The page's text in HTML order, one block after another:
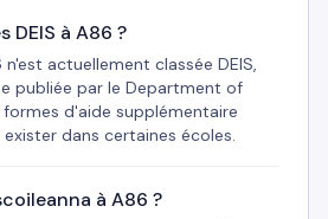
DEIS à A86 ?
actuellement classée DEIS,
publiée par le Department of
d'aide supplémentaire
dans certaines écoles.
à A86 ?